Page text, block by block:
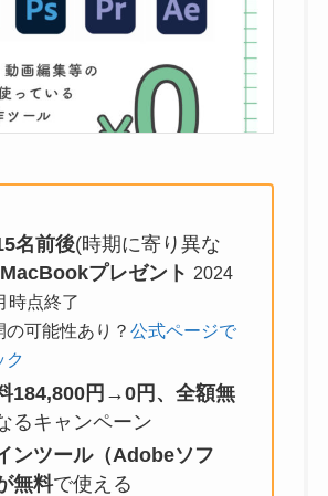
名前後(時期に寄り異な
MacBookプレゼント 2024
時点終了
可能性あり？ 公式ページで
ク
184,800円→0円、全額無
るキャンペーン
ンツール（Adobeソフ
無料で使える